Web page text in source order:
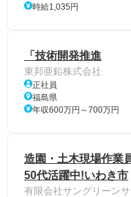
時給1,035円
「技術開発推進
東邦亜鉛株式会社
正社員
福島県
年収600万円～700万円
造園・土木現場作業
50代活躍中!いわき市
有限会社サングリーンサ